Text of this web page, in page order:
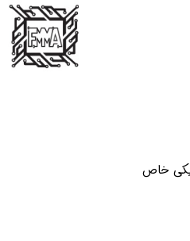
خاص​​​​​​​